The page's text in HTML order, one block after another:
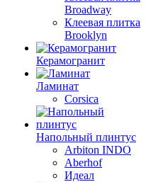
Broadway
Клеевая плитка
Brooklyn
Керамогранит
Ламинат
Corsica
Напольный плинтус
Arbiton INDO
Aberhof
Идеал